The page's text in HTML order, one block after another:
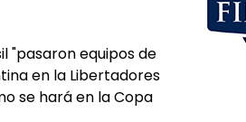
"pasaron equipos de
en la Libertadores
se hará en la Copa